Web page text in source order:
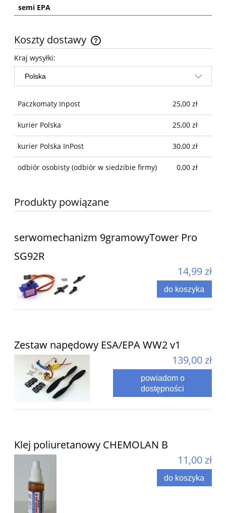
semi EPA
Koszty dostawy
Cena nie zawiera ewentualnych kosztów płatności
Kraj wysyłki:
Paczkomaty Inpost 25,00 zł
kurier Polska 25,00 zł
kurier Polska InPost 30,00 zł
odbiór osobisty (odbiór w siedzibie firmy) 0,00 zł
Produkty powiązane
serwomechanizm 9gramowyTower Pro
SG92R
14,99 zł
do koszyka
Zestaw napędowy ESA/EPA WW2 v1
139,00 zł
powiadom o
dostępności
Klej poliuretanowy CHEMOLAN B
11,00 zł
do koszyka